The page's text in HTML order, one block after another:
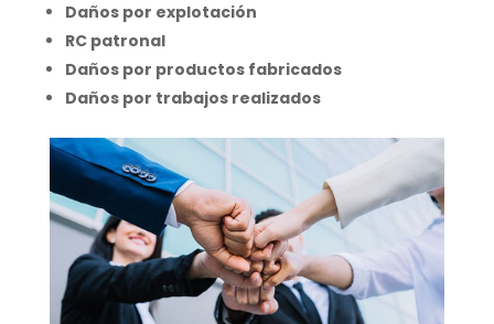
Daños por explotación
RC patronal
Daños por productos fabricados
Daños por trabajos realizados